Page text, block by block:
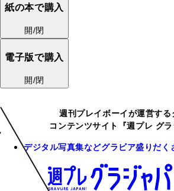
紙の本で購入
開/閉
電子版で購入
開/閉
週刊プレイボーイが運営する
コンテンツサイト『週プレ グラ
デジタル写真集などグラビア盛りだく